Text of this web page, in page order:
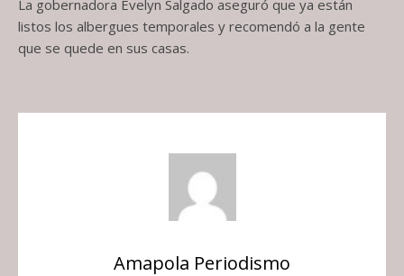
La gobernadora Evelyn Salgado aseguró que ya están
listos los albergues temporales y recomendó a la gente
que se quede en sus casas.
Amapola Periodismo